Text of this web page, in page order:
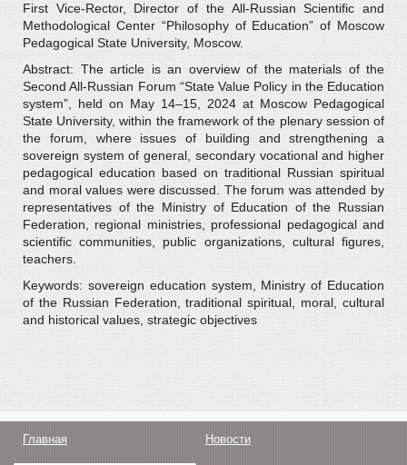
First Vice-Rector, Director of the All-Russian Scientific and
Methodological Center “Philosophy of Education” of Moscow
Pedagogical State University, Moscow.
Abstract: The article is an overview of the materials of the
Second All-Russian Forum “State Value Policy in the Education
system”, held on May 14–15, 2024 at Moscow Pedagogical
State University, within the framework of the plenary session of
the forum, where issues of building and strengthening a
sovereign system of general, secondary vocational and higher
pedagogical education based on traditional Russian spiritual
and moral values were discussed. The forum was attended by
representatives of the Ministry of Education of the Russian
Federation, regional ministries, professional pedagogical and
scientific communities, public organizations, cultural figures,
teachers.
Keywords: sovereign education system, Ministry of Education
of the Russian Federation, traditional spiritual, moral, cultural
and historical values, strategic objectives
Главная Новости